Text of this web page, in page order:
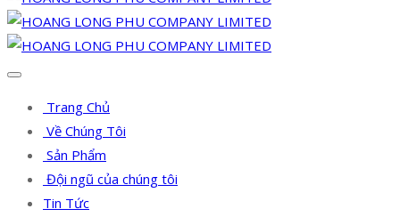
Trang Chủ
Về Chúng Tôi
Sản Phẩm
Đội ngũ của chúng tôi
Tin Tức